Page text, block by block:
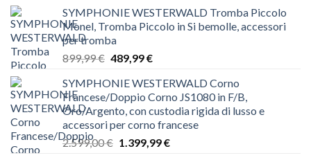
SYMPHONIE WESTERWALD Tromba Piccolo
Monel, Tromba Piccolo in Si bemolle, accessori
per tromba
899,99€ Il
originale
era:
899,99 €.
489,99€Il
attuale
è:
489,99 €.
SYMPHONIE WESTERWALD Corno
Francese/Doppio Corno JS1080 in F/B,
Oro/Argento, con custodia rigida di lusso e
accessori per corno francese
2.599,00€ Il
1.399,99€Il